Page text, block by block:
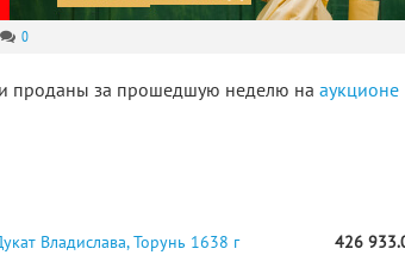
0
проданы за прошедшую неделю на аукционе
Владислава, Торунь 1638 г 426